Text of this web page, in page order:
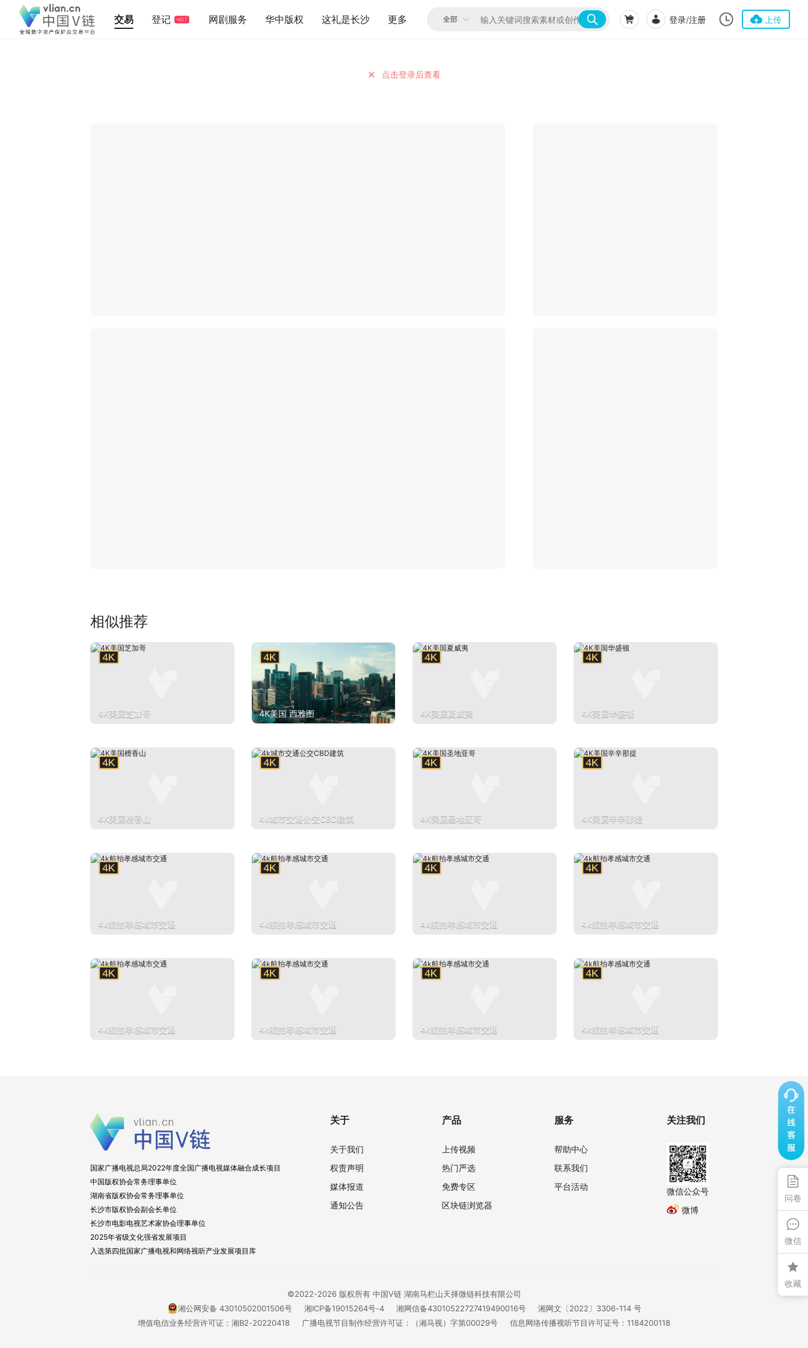
交易 登记 HOT 网剧服务 华中版权 这礼是长沙 更多 登录/注册 上传
点击登录后查看
相似推荐
4K美国芝加哥 4K美国 西雅图 4K美国夏威夷 4K美国华盛顿
4K美国檀香山 4k城市交通公交CBD建筑 4K美国圣地亚哥 4K美国辛辛那提
4k航拍孝感城市交通 4k航拍孝感城市交通 4k航拍孝感城市交通 4k航拍孝感城市交通
4k航拍孝感城市交通 4k航拍孝感城市交通 4k航拍孝感城市交通 4k航拍孝感城市交通
问卷
微信
收藏
国家广播电视总局2022年度全国广播电视媒体融合成长项目
中国版权协会常务理事单位
湖南省版权协会常务理事单位
长沙市版权协会副会长单位
长沙市电影电视艺术家协会理事单位
2025年省级文化强省发展项目
入选第四批国家广播电视和网络视听产业发展项目库
关于
关于我们
权责声明
媒体报道
通知公告
产品
上传视频
热门严选
免费专区
区块链浏览器
服务
帮助中心
联系我们
平台活动
关注我们
微信公众号
微博
©2022-2026 版权所有 中国V链 湖南马栏山天择微链科技有限公司
湘公网安备 43010502001506号
湘ICP备19015264号-4 湘网信备43010522727419490016号
湘网文〔2022〕3306-114 号
增值电信业务经营许可证：湘B2-20220418
广播电视节目制作经营许可证：（湘马视）字第00029号 信息网络传播视听节目许可证号：1184200118